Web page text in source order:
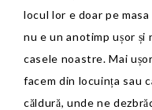
locul lor e doar pe
nu e un anotimp ușor
casele noastre. Mai
facem din locuința sau
căldură, unde ne